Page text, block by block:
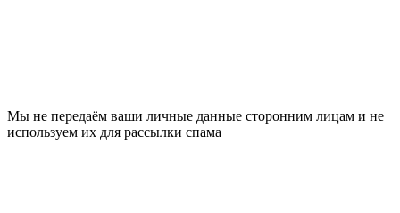
Мы не передаём ваши личные данные сторонним лицам и не
используем их для рассылки спама